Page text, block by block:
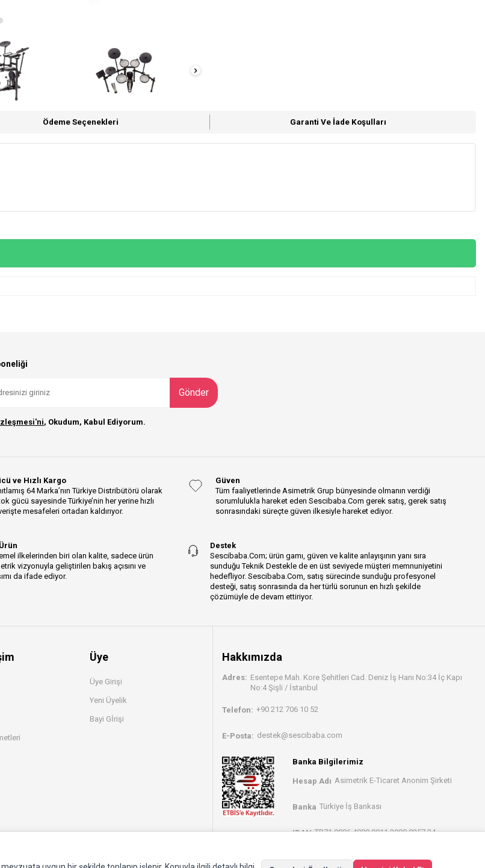
Ödeme Seçenekleri Garanti Ve İade Koşulları
Gönder
, Okudum, Kabul Ediyorum.
ve Hızlı Kargo
64 Marka’nın Türkiye Distribütörü olarak
gücü sayesinde Türkiye’nin her yerine hızlı
mesafeleri ortadan kaldırıyor.
Güven
Tüm faaliyetlerinde Asimetrik Grup bünyesinde olmanın verdiği
sorumlulukla hareket eden Sescibaba.Com gerek satış, gerek satış
sonrasındaki süreçte güven ilkesiyle hareket ediyor.
ilkelerinden biri olan kalite, sadece ürün
vizyonuyla geliştirilen bakış açısını ve
da ifade ediyor.
Destek
Sescibaba.Com; ürün gamı, güven ve kalite anlayışının yanı sıra
sunduğu Teknik Destekle de en üst seviyede müşteri memnuniyetini
hedefliyor. Sescibaba.Com, satış sürecinde sunduğu profesyonel
desteği, satış sonrasında da her türlü sorunun en hızlı şekilde
çözümüyle de devam ettiriyor.
Üye
Üye Girişi
Yeni Üyelik
Bayi Gİrişi
Hakkımızda
Adres: Esentepe Mah. Kore Şehitleri Cad. Deniz İş Hanı No:34 İç Kapı
No:4 Şişli / İstanbul
Telefon: +90 212 706 10 52
E-Posta: destek@sescibaba.com
Banka Bilgilerimiz
Hesap Adı Asimetrik E-Ticaret Anonim Şirketi
Banka Türkiye İş Bankası
IBAN TR71 0006 4000 0011 3990 0257 34